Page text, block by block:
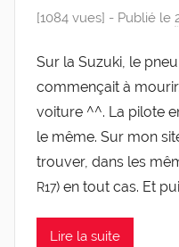
[1084 vues] - Publié le
Sur la Suzu­ki, le
com­men­çait à
voi­ture ^^. La pilote
le même. Sur mon
trou­ver, dans les
R17) en tout cas. Et
Lire la suite